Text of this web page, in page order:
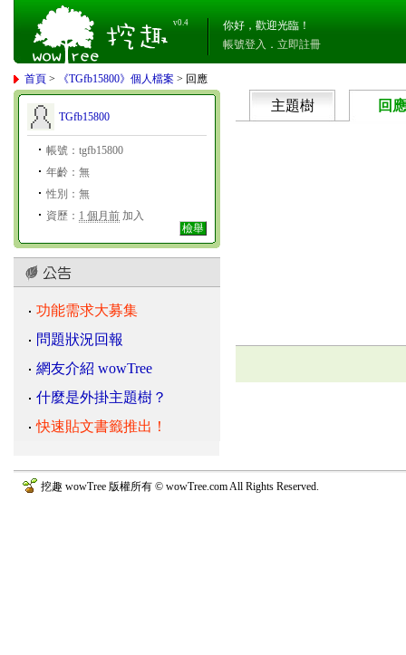
v0.4
你好，歡迎光臨！
帳號登入 ． 立即註冊
首頁 > 《TGfb15800》個人檔案 > 回應
TGfb15800
帳號：tgfb15800
年齡：無
性別：無
資歷： 1 個月前 加入
檢舉
功能需求大募集
問題狀況回報
網友介紹 wowTree
什麼是外掛主題樹？
快速貼文書籤推出！
主題樹 回應
挖趣 wowTree 版權所有 © wowTree.com All Rights Reserved.